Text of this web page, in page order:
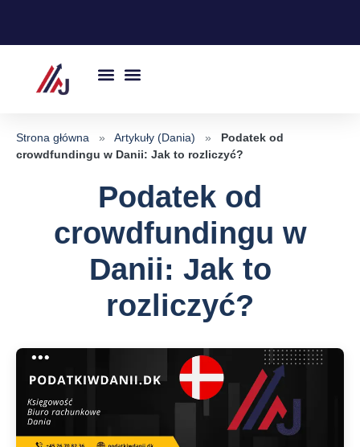
Przejdź
treści
Strona główna » Artykuły (Dania) »
Podatek od
crowdfundingu w Danii: Jak to rozliczyć?
Podatek od
crowdfundingu w
Danii: Jak to
rozliczyć?